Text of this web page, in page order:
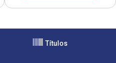
Títulos